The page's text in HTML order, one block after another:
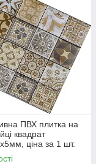
ПВХ плитка на
квадрат
ціна за 1 шт.
SW-00000671